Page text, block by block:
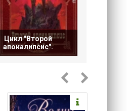
Цикл "Второй
апокалипсис".